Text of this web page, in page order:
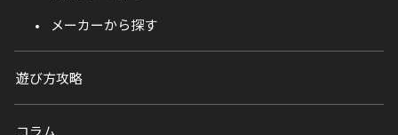
メーカーから探す
遊び方攻略
コラム